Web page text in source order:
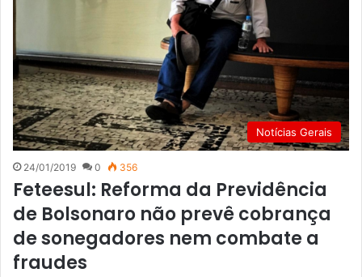
Notícias Gerais
24/01/2019 0 356
Feteesul: Reforma da Previdência
de Bolsonaro não prevê cobrança
de sonegadores nem combate a
fraudes